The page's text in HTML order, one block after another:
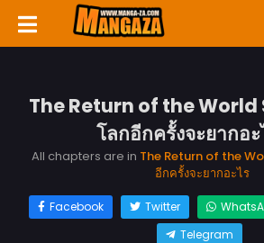
The Return of the World
โลกอีกครั้งจะยากอ
All chapters are in The Return of the
อีกครั้งจะยากอะไร
Facebook Twitter
Telegram